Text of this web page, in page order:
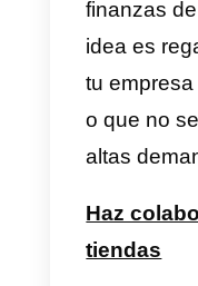
algún
regalo